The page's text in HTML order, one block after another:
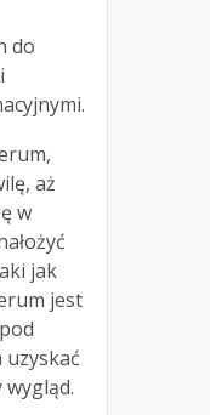
do
aż
w
jak
jest
uzyskać